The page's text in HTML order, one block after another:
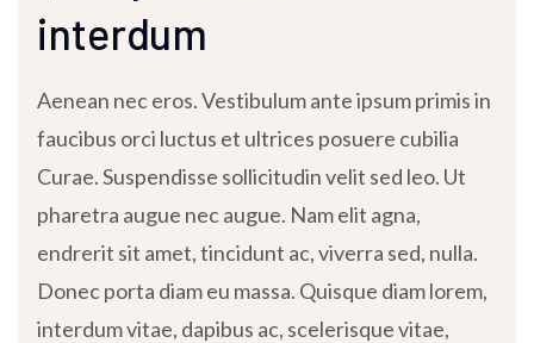
interdum
Aenean nec eros. Vestibulum ante ipsum primis in
faucibus orci luctus et ultrices posuere cubilia
Curae. Suspendisse sollicitudin velit sed leo. Ut
pharetra augue nec augue. Nam elit agna,
endrerit sit amet, tincidunt ac, viverra sed, nulla.
Donec porta diam eu massa. Quisque diam lorem,
interdum vitae, dapibus ac, scelerisque vitae,